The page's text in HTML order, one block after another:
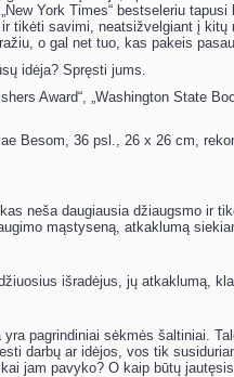
York Times“ bestseleriu
tikėti savimi, neatsižvelgiant į
o gal net tuo, kas pakeis
idėja? Spręsti jums.
Award“, „Washington State
Besom, 36 psl., 26 x 26 cm,
neša daugiausia džiaugsmo ir
mąstyseną, atkaklumą
išradėjus, jų atkaklumą,
pagrindiniai sėkmės šaltiniai.
darbų ar idėjos, vos tik
jam pavyko? O kaip būtų